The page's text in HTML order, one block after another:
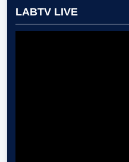
LABTV LIVE